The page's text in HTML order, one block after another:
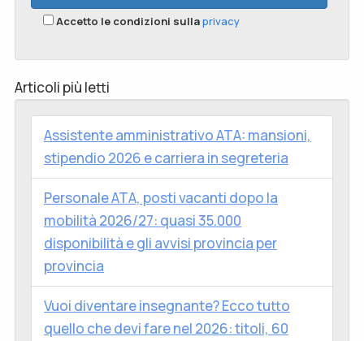
Accetto le condizioni sullaprivacy
Articoli più letti
Assistente amministrativo ATA: mansioni,
stipendio 2026 e carriera in segreteria
Personale ATA, posti vacanti dopo la
mobilità 2026/27: quasi 35.000
disponibilità e gli avvisi provincia per
provincia
Vuoi diventare insegnante? Ecco tutto
quello che devi fare nel 2026: titoli, 60